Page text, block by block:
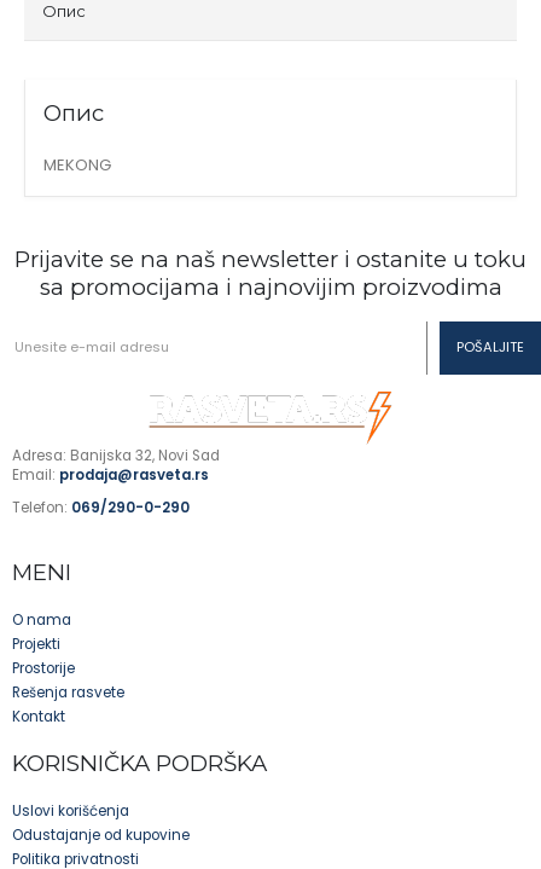
Опис
Опис
MEKONG
Prijavite se na naš newsletter i ostanite u toku
sa promocijama i najnovijim proizvodima
Adresa: Banijska 32, Novi Sad
Email: prodaja@rasveta.rs
Telefon: 069/290-0-290
MENI
O nama
Projekti
Prostorije
Rešenja rasvete
Kontakt
KORISNIČKA PODRŠKA
Uslovi korišćenja
Odustajanje od kupovine
Politika privatnosti